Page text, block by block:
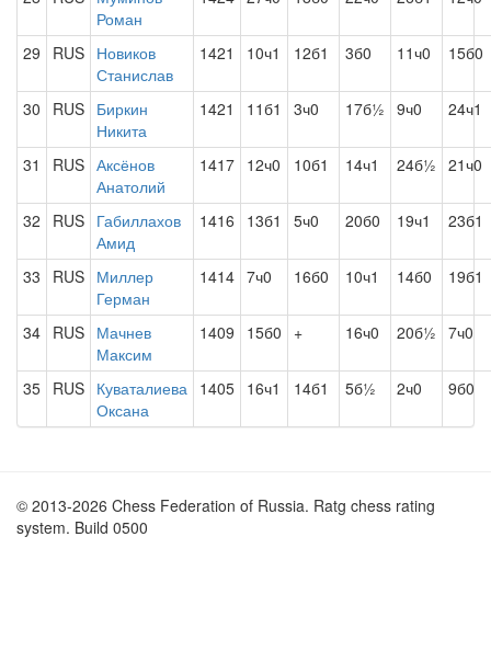
Роман
29 RUS Новиков
Станислав
1421 10ч1 12б1 3б0 11ч0 15б0
30 RUS Биркин
Никита
1421 11б1 3ч0 17б½ 9ч0 24ч1
31 RUS Аксёнов
Анатолий
1417 12ч0 10б1 14ч1 24б½ 21ч0
32 RUS Габиллахов
Амид
1416 13б1 5ч0 20б0 19ч1 23б1
33 RUS Миллер
Герман
1414 7ч0 16б0 10ч1 14б0 19б1
34 RUS Мачнев
Максим
1409 15б0 + 16ч0 20б½ 7ч0
35 RUS Куваталиева
Оксана
1405 16ч1 14б1 5б½ 2ч0 9б0
© 2013-2026 Chess Federation of Russia. Ratg chess rating
system. Build 0500